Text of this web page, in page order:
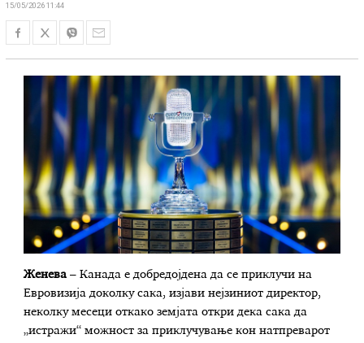
15/05/2026 11:44
Женева – Канада е добредојдена да се приклучи на
Евровизија доколку сака, изјави нејзиниот директор,
неколку месеци откако земјата откри дека сака да
„истражи“ можност за приклучување кон натпреварот